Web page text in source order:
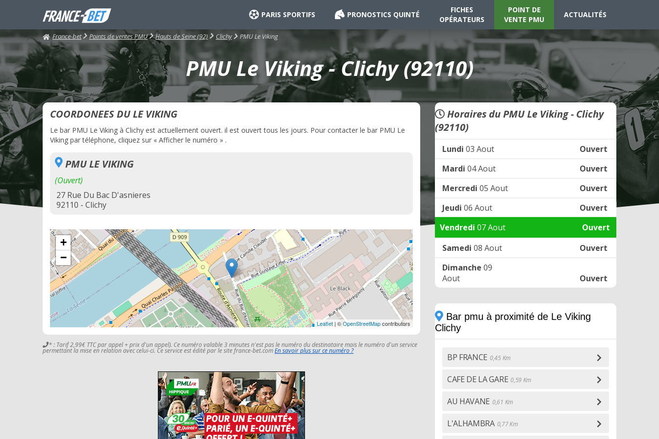
PARIS SPORTIFS PRONOSTICS QUINTÉ
FICHES
OPÉRATEURS
POINT DE
VENTE PMU
ACTUALITÉS
France-bet Points de ventes PMU Hauts de Seine (92) Clichy PMU Le Viking
PMU Le Viking - Clichy (92110)
COORDONEES DU LE VIKING
Le bar PMU Le Viking à Clichy est actuellement ouvert. il est ouvert tous les jours. Pour contacter le bar PMU Le
Viking par téléphone, cliquez sur « Afficher le numéro » .
PMU LE VIKING
(Ouvert)
27 Rue Du Bac D'asnieres
92110 - Clichy
+
−
Leaflet | ©OpenStreetMapcontributors
* : Tarif 2,99€ TTC par appel + prix d'un appel). Ce numéro valable 3 minutes n'est pas le numéro du destinataire mais le numéro d'un service
permettant la mise en relation avec celui-ci. Ce service est édité par le site france-bet.comEn savoir plus sur ce numéro ?
Horaires du PMU Le Viking - Clichy
(92110)
Lundi 03 Aout
Ouvert
Mardi 04 Aout
Ouvert
Mercredi 05 Aout
Ouvert
Jeudi 06 Aout
Ouvert
Vendredi 07 Aout
Ouvert
Samedi 08 Aout
Ouvert
Dimanche 09
Aout
Ouvert
Bar pmu à proximité de Le Viking
Clichy
BP FRANCE 0,45 Km
CAFE DE LA GARE 0,59 Km
AU HAVANE 0,61 Km
L'ALHAMBRA 0,77 Km